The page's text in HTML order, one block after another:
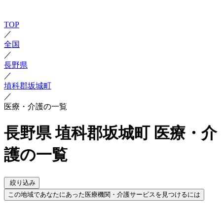
TOP
／
全国
／
長野県
／
埴科郡坂城町
／
医療・介護の一覧
長野県 埴科郡坂城町 医療・介
護の一覧
絞り込み
この地域であなたにあった医療機関・介護サービスを見つけるには